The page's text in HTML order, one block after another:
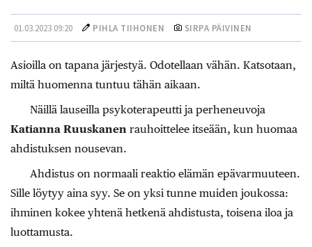
01.03.2023 09:20 PIHLA TIIHONEN SIRPA PÄIVINEN
Asioilla on tapana järjestyä. Odotellaan vähän. Katsotaan,
miltä huomenna tuntuu tähän aikaan.
Näillä lauseilla psykoterapeutti ja perheneuvoja
Katianna Ruuskanen rauhoittelee itseään, kun huomaa
ahdistuksen nousevan.
Ahdistus on normaali reaktio elämän epävarmuuteen.
Sille löytyy aina syy. Se on yksi tunne muiden joukossa:
ihminen kokee yhtenä hetkenä ahdistusta, toisena iloa ja
luottamusta.